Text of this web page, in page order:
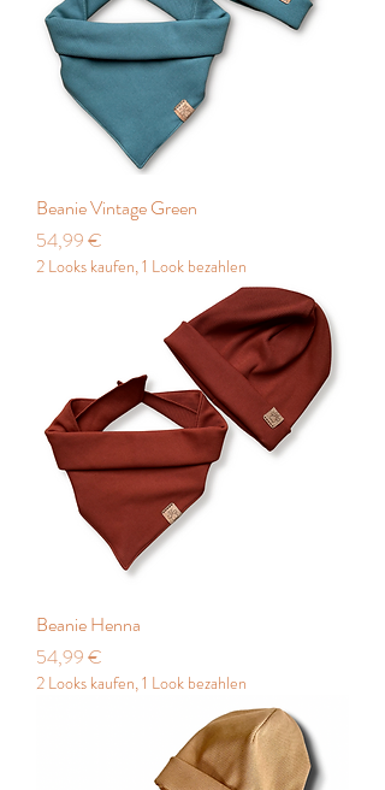
Beanie Vintage Green
Preis
54,99 €
2 Looks kaufen, 1 Look bezahlen
Beanie Henna
Preis
54,99 €
2 Looks kaufen, 1 Look bezahlen